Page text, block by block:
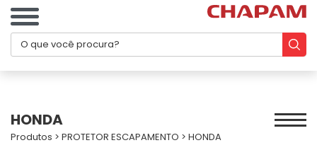
HONDA
Produtos > PROTETOR ESCAPAMENTO > HONDA